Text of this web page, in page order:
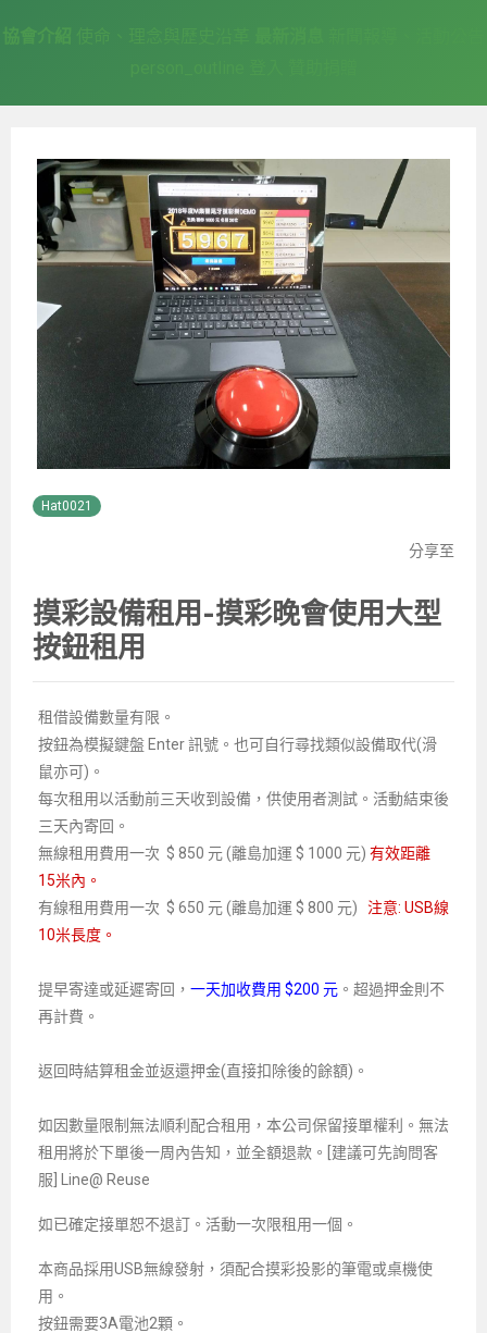
Hat0021
分享至
摸彩設備租用-摸彩晚會使用大型
按鈕租用
租借設備數量有限。
按鈕為模擬鍵盤 Enter 訊號。也可自行尋找類似設備取代(滑
鼠亦可)。
每次租用以活動前三天收到設備，供使用者測試。活動結束後
三天內寄回。
無線租用費用一次 $ 850 元 (離島加運 $ 1000 元) 有效距離
15米內。
有線租用費用一次 $ 650 元 (離島加運 $ 800 元) 注意: USB線
10米長度。
提早寄達或延遲寄回， 一天加收費用 $200 元 。超過押金則不
再計費。
返回時結算租金並返還押金(直接扣除後的餘額)。
如因數量限制無法順利配合租用，本公司保留接單權利。無法
租用將於下單後一周內告知，並全額退款。[建議可先詢問客
服] Line@ Reuse
如已確定接單恕不退訂。活動一次限租用一個。
本商品採用USB無線發射，須配合摸彩投影的筆電或桌機使
用。
按鈕需要3A電池2顆。